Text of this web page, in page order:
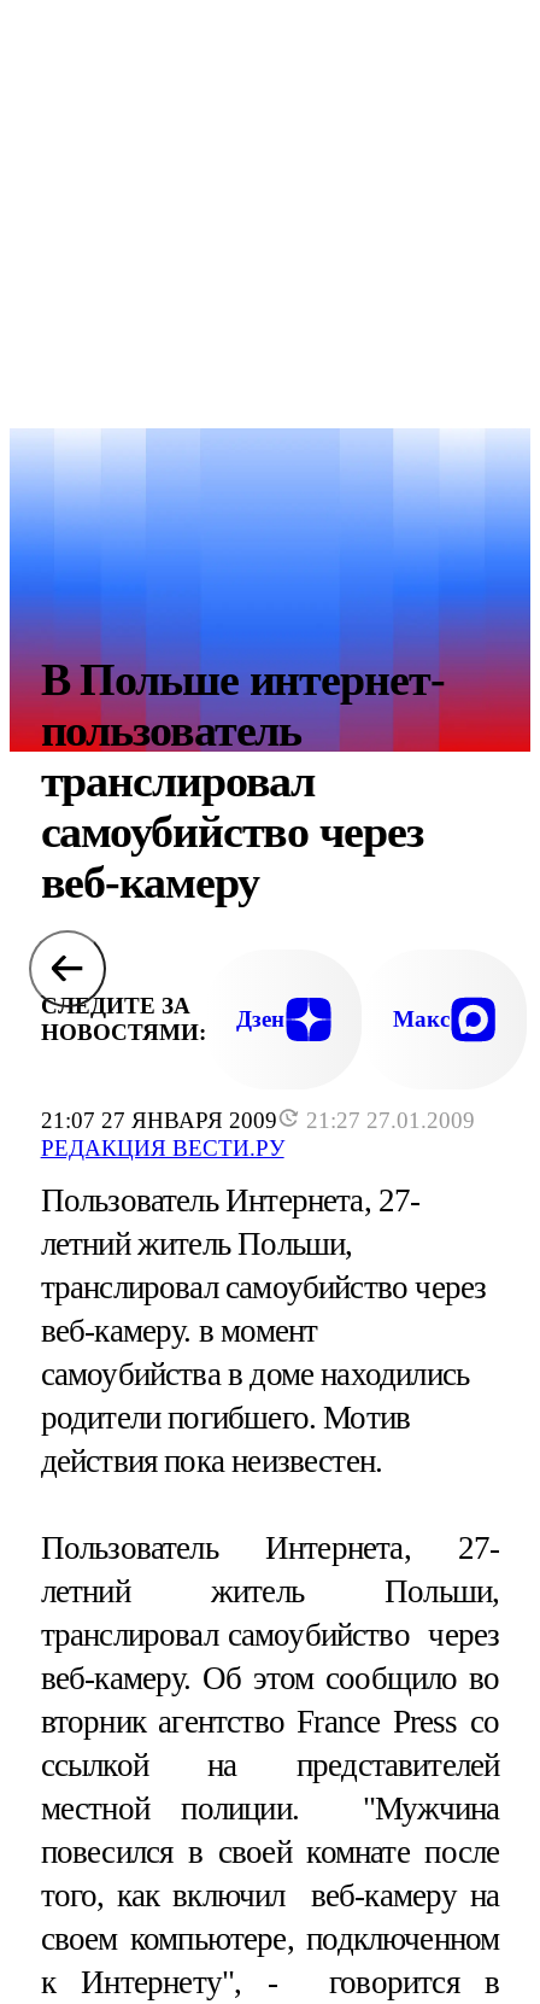
21:07 27 ЯНВАРЯ 2009
21:27 27.01.2009
РЕДАКЦИЯ ВЕСТИ.РУ
В Польше интернет-
пользователь
транслировал
самоубийство через
веб-камеру
СЛЕДИТЕ ЗА
НОВОСТЯМИ:
Дзен Макс
Пользователь Интернета, 27-
летний житель Польши,
транслировал самоубийство через
веб-камеру. в момент
самоубийства в доме находились
родители погибшего. Мотив
действия пока неизвестен.
Пользователь Интернета, 27-
летний житель Польши,
транслировал самоубийство через
веб-камеру. Об этом сообщило во
вторник агентство France Press со
ссылкой на представителей
местной полиции. "Мужчина
повесился в своей комнате после
того, как включил веб-камеру на
своем компьютере, подключенном
к Интернету", - говорится в